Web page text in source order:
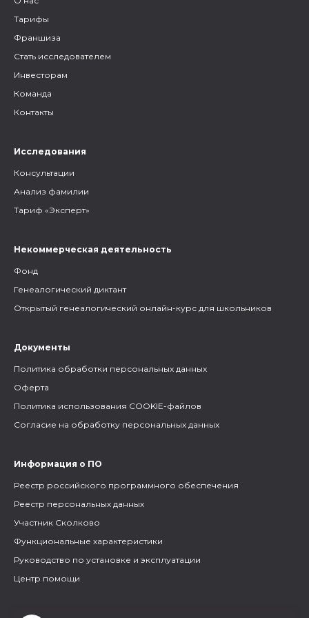
Тарифы
Франшиза
Стать исследователем
Инвесторам
Команда
Контакты
Исследования
Консультации
Анализ фамилии
Тариф «Эксперт»
Некоммерческая деятельность
Фонд
Генеалогический диктант
Открытый генеалогический онлайн-курс для школьников
Документы
Политика обработки персональных данных
Оферта
Политика использования COOKIE-файлов
Согласие на обработку персональных данных
Информация о ПО
Реестр российского программного обеспечения
Реестр персональных данных
Участник Сколково
Функциональные характеристики
Руководство по установке и эксплуатации
Центр помощи